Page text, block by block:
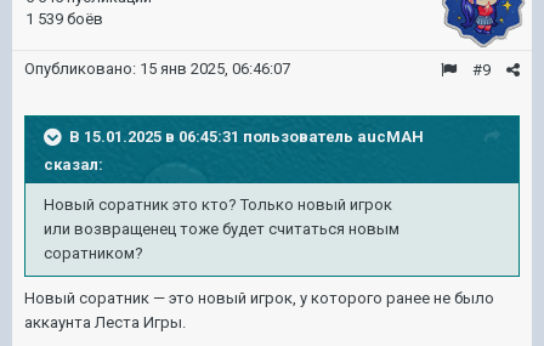
1 539 боёв
#9
Опубликовано: 15 янв 2025, 06:46:07
В 15.01.2025 в 06:45:31 пользователь aucMAH
сказал:
Новый соратник это кто? Только новый игрок
или возвращенец тоже будет считаться новым
соратником?
Новый соратник — это новый игрок, у которого ранее не было
аккаунта Леста Игры.